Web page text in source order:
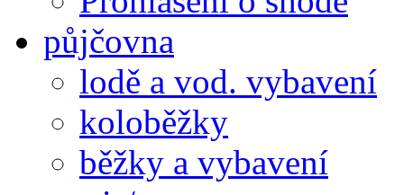
půjčovna
lodě a vod. vybavení
koloběžky
běžky a vybavení